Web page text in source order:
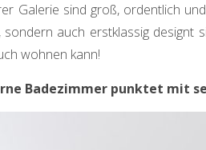
Galerie sind groß, ordentlich
auch erstklassig designt
wohnen kann!
Badezimmer punktet mit